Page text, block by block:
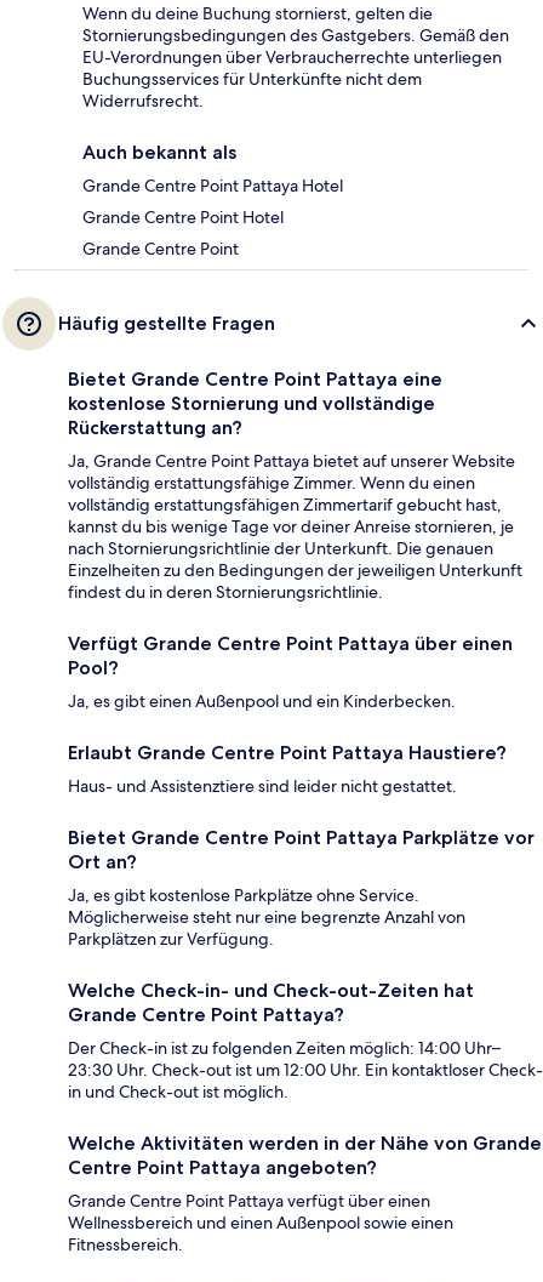
Wenn du deine Buchung stornierst, gelten die
Stornierungsbedingungen des Gastgebers. Gemäß den
EU-Verordnungen über Verbraucherrechte unterliegen
Buchungsservices für Unterkünfte nicht dem
Widerrufsrecht.
Auch bekannt als
Grande Centre Point Pattaya Hotel
Grande Centre Point Hotel
Grande Centre Point
Häufig gestellte Fragen
Bietet Grande Centre Point Pattaya eine
kostenlose Stornierung und vollständige
Rückerstattung an?
Ja, Grande Centre Point Pattaya bietet auf unserer Website
vollständig erstattungsfähige Zimmer. Wenn du einen
vollständig erstattungsfähigen Zimmertarif gebucht hast,
kannst du bis wenige Tage vor deiner Anreise stornieren, je
nach Stornierungsrichtlinie der Unterkunft. Die genauen
Einzelheiten zu den Bedingungen der jeweiligen Unterkunft
findest du in deren Stornierungsrichtlinie.
Verfügt Grande Centre Point Pattaya über einen
Pool?
Ja, es gibt einen Außenpool und ein Kinderbecken.
Erlaubt Grande Centre Point Pattaya Haustiere?
Haus- und Assistenztiere sind leider nicht gestattet.
Bietet Grande Centre Point Pattaya Parkplätze vor
Ort an?
Ja, es gibt kostenlose Parkplätze ohne Service.
Möglicherweise steht nur eine begrenzte Anzahl von
Parkplätzen zur Verfügung.
Welche Check-in- und Check-out-Zeiten hat
Grande Centre Point Pattaya?
Der Check-in ist zu folgenden Zeiten möglich: 14:00 Uhr–
23:30 Uhr. Check-out ist um 12:00 Uhr. Ein kontaktloser Check-
in und Check-out ist möglich.
Welche Aktivitäten werden in der Nähe von Grande
Centre Point Pattaya angeboten?
Grande Centre Point Pattaya verfügt über einen
Wellnessbereich und einen Außenpool sowie einen
Fitnessbereich.